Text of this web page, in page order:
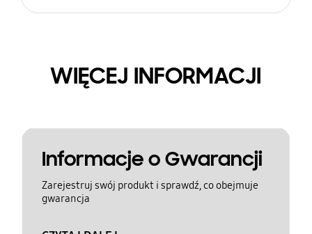
WIĘCEJ INFORMACJI
Informacje o Gwarancji
Zarejestruj swój produkt i sprawdź, co obejmuje
gwarancja